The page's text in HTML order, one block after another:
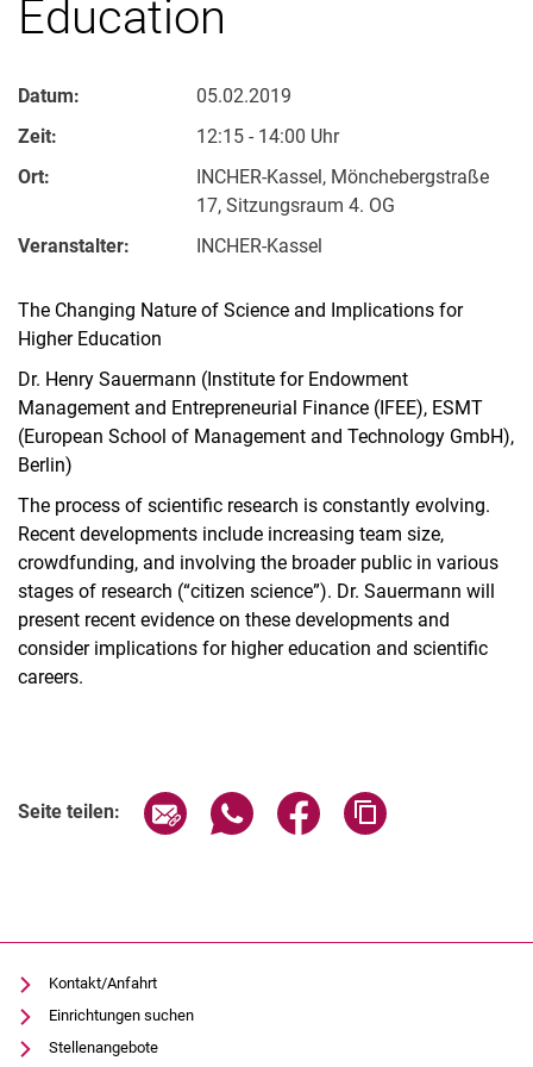
Education
Datum:
05.02.2019
Zeit:
12:15 - 14:00 Uhr
Ort:
INCHER-Kassel, Mönchebergstraße
17, Sitzungsraum 4. OG
Veranstalter:
INCHER-Kassel
The Changing Nature of Science and Implications for
Higher Education
Dr. Henry Sauermann (Institute for Endowment
Management and Entrepreneurial Finance (IFEE), ESMT
(European School of Management and Technology GmbH),
Berlin)
The process of scientific research is constantly evolving.
Recent developments include increasing team size,
crowdfunding, and involving the broader public in various
stages of research (“citizen science”). Dr. Sauermann will
present recent evidence on these developments and
consider implications for higher education and scientific
careers.
Seite teilen: Seite über E-Mail teilen
Seite über WhatsApp teilen
Seite über Facebook
Kontakt/Anfahrt
Einrichtungen suchen
Stellenangebote